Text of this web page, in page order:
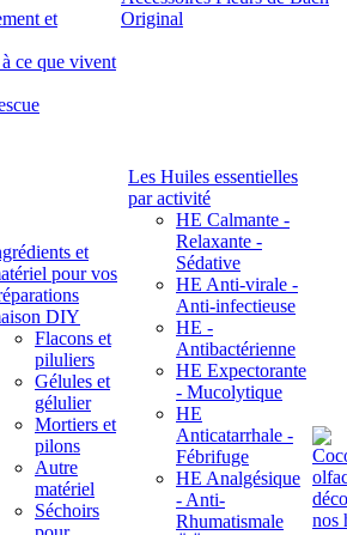
et
ce que vivent
Original
et
pour vos
DIY
Flacons et
piluliers
Gélules et
gélulier
Mortiers et
pilons
Autre
matériel
Séchoirs
Les Huiles essentielles
par activité
HE Calmante -
Relaxante -
Sédative
HE Anti-virale -
Anti-infectieuse
HE -
Antibactérienne
HE Expectorante
- Mucolytique
HE
Anticatarrhale -
Fébrifuge
HE Analgésique
- Anti-
Rhumatismale